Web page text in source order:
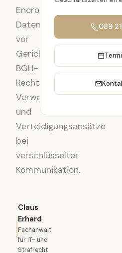
EncroChat-
Daten
vor
Gericht:
BGH-
Rechtsprechung,
Verwertungsverbote
und
Verteidigungsansätze
bei
verschlüsselter
Kommunikation.
Claus
Erhard
Fachanwalt
für IT- und
Strafrecht
089